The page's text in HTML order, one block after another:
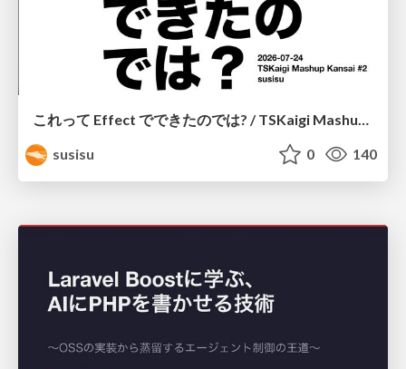
これって Effect でできたのでは? / TSKaigi Mashup Kansai #2
susisu
0 140